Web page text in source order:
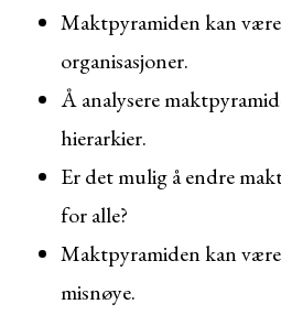
Maktpyramiden kan
organisasjoner.
Å analysere
hierarkier.
Er det mulig å endre
for alle?
Maktpyramiden kan
misnøye.